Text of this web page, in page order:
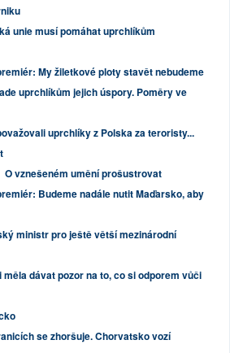
unie musí pomáhat uprchlíkům
My žiletkové ploty stavět nebudeme
uprchlíkům jejich úspory. Poměry ve
uprchlíky z Polska za teroristy...
O vznešeném umění prošustrovat
Budeme nadále nutit Maďarsko, aby
ministr pro ještě větší mezinárodní
dávat pozor na to, co si odporem vůči
se zhoršuje. Chorvatsko vozí